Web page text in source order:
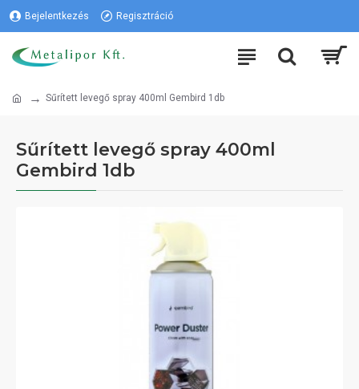
Bejelentkezés Regisztráció
Sűrített levegő spray 400ml Gembird 1db
Sűrített levegő spray 400ml
Gembird 1db